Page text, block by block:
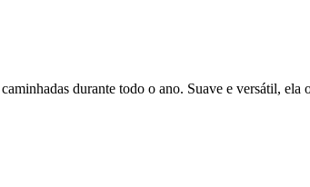
durante todo o ano. Suave e versátil, ela